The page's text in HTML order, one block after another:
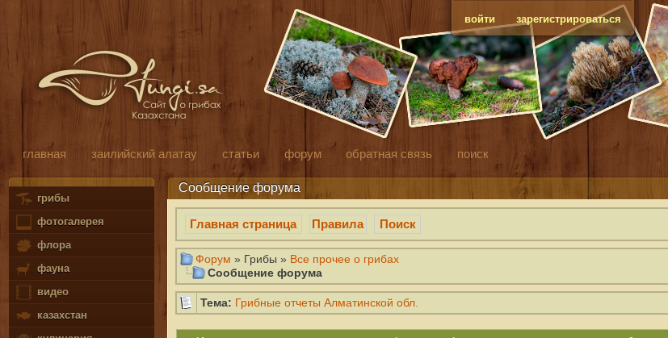
войти зарегистрироваться
главная заилийский алатау статьи форум обратная связь поиск
грибы
фотогалерея
флора
фауна
видео
казахстан
Сообщение форума
Главная страница Правила Поиск
Форум » Грибы » Все прочее о грибах
Сообщение форума
Тема: Грибные отчеты Алматинской обл.